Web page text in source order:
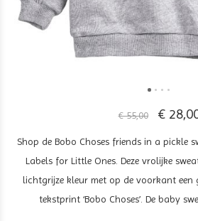
€ 55,00 €
Shop de Bobo Choses friends in a pickle
Labels for Little Ones. Deze vrolijke
lichtgrijze kleur met op de voorkant een
tekstprint ‘Bobo Choses’. De baby